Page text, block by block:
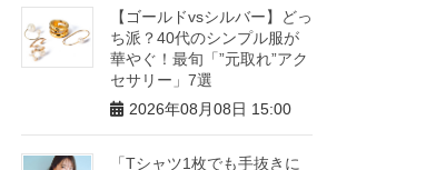
【ゴールドvsシルバー】どっ
ち派？40代のシンプル服が
華やぐ！最旬「”元取れ”アク
セサリー」7選
2026年08月08日 15:00
「Tシャツ1枚でも手抜きに